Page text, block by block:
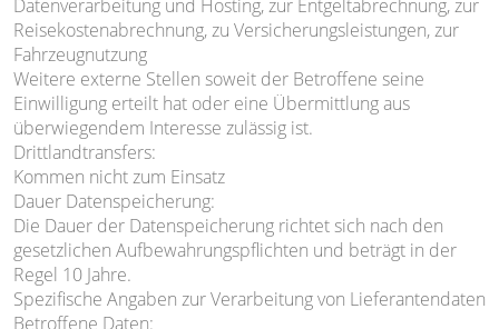
Datenverarbeitung und Hosting, zur Entgeltabrechnung, zur
Reisekostenabrechnung, zu Versicherungsleistungen, zur
Fahrzeugnutzung
Weitere externe Stellen soweit der Betroffene seine
Einwilligung erteilt hat oder eine Übermittlung aus
überwiegendem Interesse zulässig ist.
Drittlandtransfers:
Kommen nicht zum Einsatz
Dauer Datenspeicherung:
Die Dauer der Datenspeicherung richtet sich nach den
gesetzlichen Aufbewahrungspflichten und beträgt in der
Regel 10 Jahre.
Spezifische Angaben zur Verarbeitung von Lieferantendaten
Betroffene Daten: